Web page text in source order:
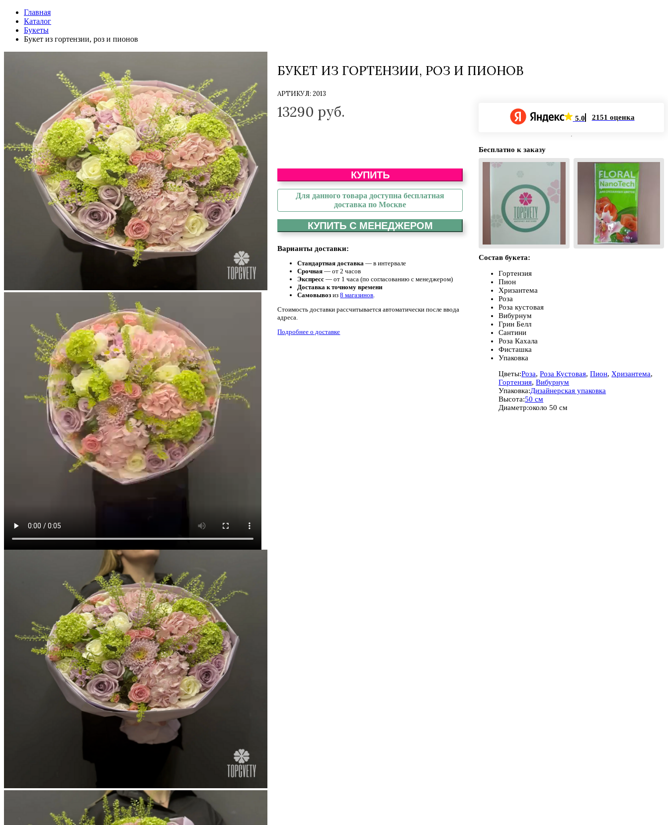
Главная
Каталог
Букеты
Букет из гортензии, роз и пионов
БУКЕТ ИЗ ГОРТЕНЗИИ, РОЗ И ПИОНОВ
АРТИКУЛ:2013
13290 руб.
КУПИТЬ
Для данного товара доступна бесплатная
доставка по Москве
КУПИТЬ С МЕНЕДЖЕРОМ
Варианты доставки:
Стандартная доставка — в интервале
Срочная — от 2 часов
Экспресс — от 1 часа (по согласованию с менеджером)
Доставка к точному времени
Самовывоз из8 магазинов
Стоимость доставки рассчитывается автоматически после ввода
адреса.
Подробнее о доставке
5.0 2151 оценка
Бесплатно к заказу
Состав букета:
Гортензия
Пион
Хризантема
Роза
Роза кустовая
Вибурнум
Грин Белл
Сантини
Роза Кахала
Фисташка
Упаковка
Цветы:Роза,Роза Кустовая,Пион, Хризантема,
Гортензия,Вибурнум
Упаковка:Дизайнерская упаковка
Высота:50 см
Диаметр:около 50 см